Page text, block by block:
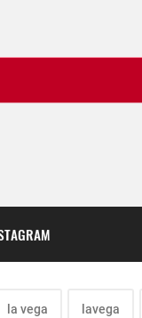
la vega lavega